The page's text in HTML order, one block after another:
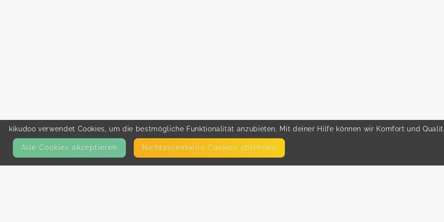
kikudoo verwendet Cookies, um die bestmögliche Funktionalität anzubieten. Mit deiner Hilfe können wir Komfort und
Alle Cookies akzeptieren Nicht­essentielle Cookies ablehnen